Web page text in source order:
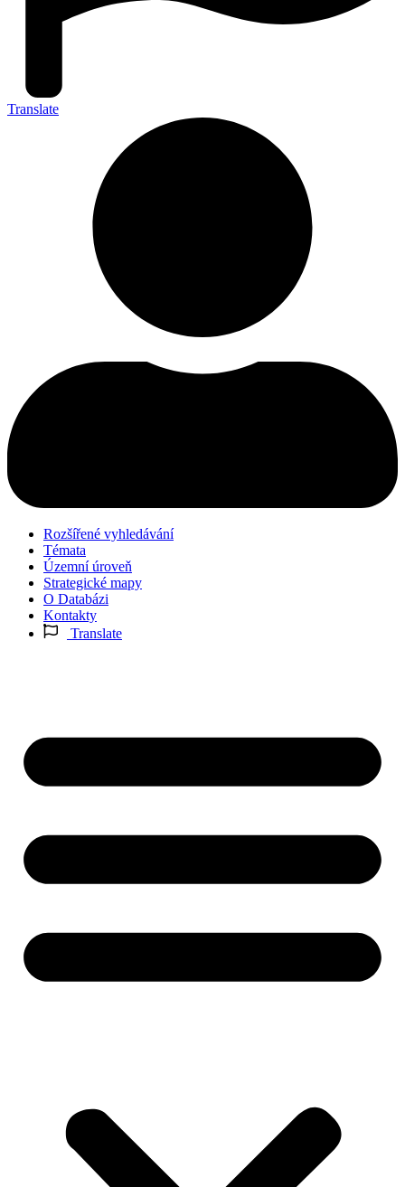
Translate
Rozšířené vyhledávání
Témata
Územní úroveň
Strategické mapy
O Databázi
Kontakty
Translate